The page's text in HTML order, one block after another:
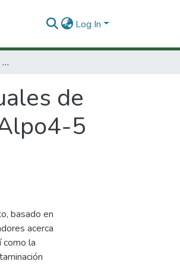
Log In
Recuperación de cromo de aguas residuales de curtiembres por medio de mallas moleculares tipo Alpo4-5 sustituida con cobalto.
de
5
basado en
acerca
como la